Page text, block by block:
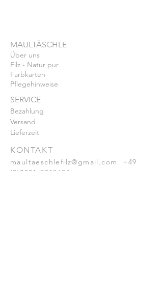
MAULTÄSCHLE
Über uns
Filz - Natur pur
Farbkarten
Pflegehinweise
SERVICE
Bezahlung
Versand
Lieferzeit
KONTAKT
maultaeschlefilz@gmail.com
+49
(0)7531-9918688